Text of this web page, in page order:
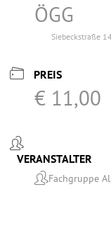
ÖGG
Siebeckstraße
PREIS
€ 11,00
VERANSTALTER
Fachgruppe